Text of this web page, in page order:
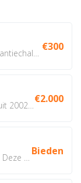
€300
€2.000
Bieden